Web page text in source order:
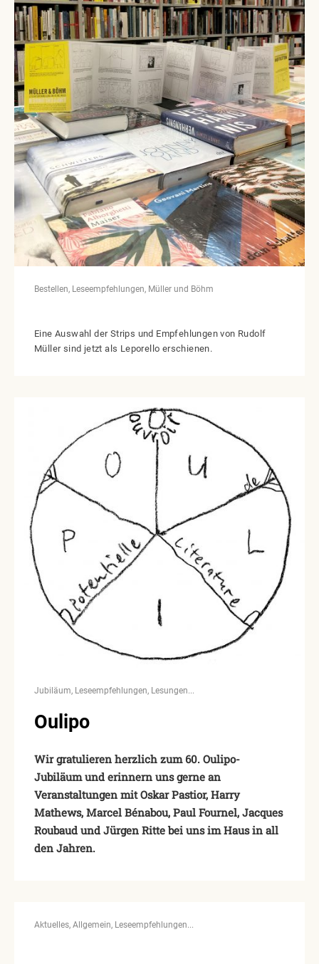
Bestellen Leseempfehlungen Müller und Böhm
Eine Auswahl der Strips und Empfehlungen von Rudolf
Müller sind jetzt als Leporello erschienen.
Jubiläum Leseempfehlungen Lesungen
Oulipo
Wir gratulieren herzlich zum 60. Oulipo-
Jubiläum und erinnern uns gerne an
Veranstaltungen mit Oskar Pastior, Harry
Mathews, Marcel Bénabou, Paul Fournel, Jacques
Roubaud und Jürgen Ritte bei uns im Haus in all
den Jahren.
Aktuelles Allgemein Leseempfehlungen